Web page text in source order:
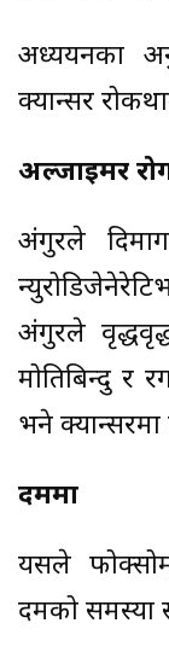
अध्ययनका
क्यान्सर
अल्जाइमर
अंगुरले
अंगुरले
मोतिबिन्दु र
भने क्यान्सरमा
दममा
यसले
दमको समस्या